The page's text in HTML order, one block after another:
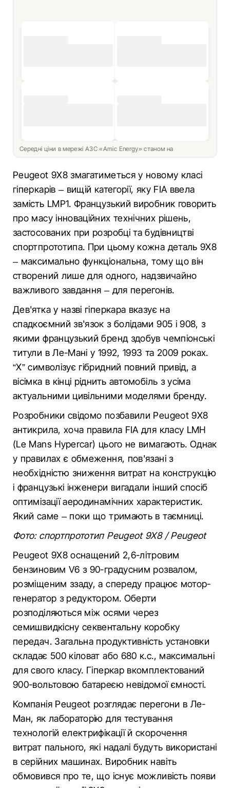
Середні ціни в мережі АЗС «Amic Energy» станом на
Peugeot 9X8 змагатиметься у новому класі
гіперкарів – вищій категорії, яку FIA ввела
замість LMP1. Французький виробник говорить
про масу інноваційних технічних рішень,
застосованих при розробці та будівництві
спортпрототипа. При цьому кожна деталь 9X8
– максимально функціональна, тому що він
створений лише для одного, надзвичайно
важливого завдання – для перегонів.
Дев'ятка у назві гіперкара вказує на
спадкоємний зв'язок з болідами 905 і 908, з
якими французький бренд здобув чемпіонські
титули в Ле-Мані у 1992, 1993 та 2009 роках.
“X” символізує гібридний повний привід, а
вісімка в кінці ріднить автомобіль з усіма
актуальними цивільними моделями бренду.
Розробники свідомо позбавили Peugeot 9X8
антикрила, хоча правила FIA для класу LMH
(Le Mans Hypercar) цього не вимагають. Однак
у правилах є обмеження, пов'язані з
необхідністю зниження витрат на конструкцію
і французькі інженери вигадали інший спосіб
оптимізації аеродинамічних характеристик.
Який саме – поки що тримають в таємниці.
Фото: спортпрототип Peugeot 9X8 / Peugeot
Peugeot 9X8 оснащений 2,6-літровим
бензиновим V6 з 90-градусним розвалом,
розміщеним ззаду, а спереду працює мотор-
генератор з редуктором. Оберти
розподіляються між осями через
семишвидкісну секвентальну коробку
передач. Загальна продуктивність установки
складає 500 кіловат або 680 к.с., максимальні
для свого класу. Гіперкар вкомплектований
900-вольтовою батареєю невідомої ємності.
Компанія Peugeot розглядає перегони в Ле-
Ман, як лабораторію для тестування
технологій електрифікації й скорочення
витрат пального, які надалі будуть використані
в серійних машинах. Виробник навіть
обмовився про те, що існує можливість появи